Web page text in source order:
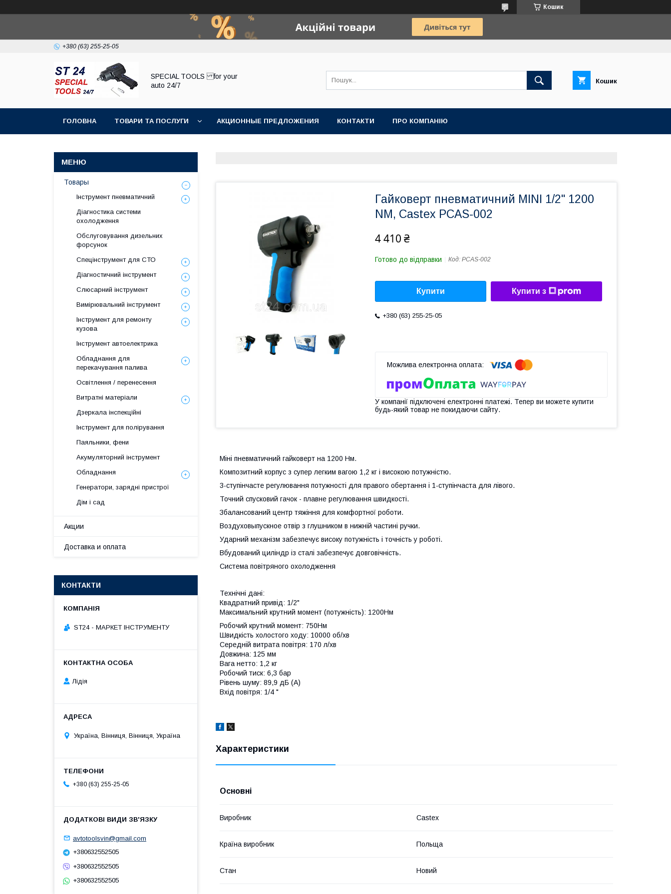
Кошик
+380 (63) 255-25-05
SPECIAL TOOLS for your
auto 24/7
Кошик
ГОЛОВНА ТОВАРИ ТА ПОСЛУГИ АКЦИОННЫЕ ПРЕДЛОЖЕНИЯ КОНТАКТИ ПРО КОМПАНІЮ
Гайковерт пневматичний MINI 1/2" 1200
NM, Castex PCAS-002
4 410 ₴
Готово до відправки Код: PCAS-002
Купити Купити з
+380 (63) 255-25-05
У компанії підключені електронні платежі. Тепер ви можете купити
будь-який товар не покидаючи сайту.
Міні пневматичний гайковерт на 1200 Нм.
Композитний корпус з супер легким вагою 1,2 кг і високою потужністю.
3-ступінчасте регулювання потужності для правого обертання і 1-ступінчаста для лівого.
Точний спусковий гачок - плавне регулювання швидкості.
Збалансований центр тяжіння для комфортної роботи.
Воздуховыпускное отвір з глушником в нижній частині ручки.
Ударний механізм забезпечує високу потужність і точність у роботі.
Вбудований циліндр із сталі забезпечує довговічність.
Система повітряного охолодження
Технічні дані:
Квадратний привід: 1/2"
Максимальний крутний момент (потужність): 1200Нм
Робочий крутний момент: 750Нм
Швидкість холостого ходу: 10000 об/хв
Середній витрата повітря: 170 л/хв
Довжина: 125 мм
Вага нетто: 1,2 кг
Робочий тиск: 6,3 бар
Рівень шуму: 89,9 дБ (A)
Вхід повітря: 1/4 "
Характеристики
Основні
Виробник Castex
Країна виробник Польща
Стан Новий
Товары
Інструмент пневматичний
Діагностика системи
охолодження
Обслуговування дизельних
форсунок
Спецінструмент для СТО
Діагностичний інструмент
Слюсарний інструмент
Вимірювальний інструмент
Інструмент для ремонту
кузова
Інструмент автоелектрика
Обладнання для
перекачування палива
Освітлення / перенесення
Витратні матеріали
Дзеркала інспекційні
Інструмент для полірування
Паяльники, фени
Акумуляторний інструмент
Обладнання
Генератори, зарядні пристрої
Дім і сад
Акции
Доставка и оплата
КОНТАКТИ
ST24 - МАРКЕТ ІНСТРУМЕНТУ
Лідія
Україна, Вінниця, Вінниця, Україна
+380 (63) 255-25-05
avtotoolsvin@gmail.com
+380632552505
+380632552505
+380632552505